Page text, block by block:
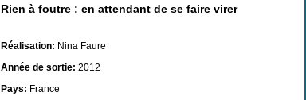
Rien à foutre : en attendant de se faire virer
Réalisation: Nina Faure
Année de sortie: 2012
Pays: France